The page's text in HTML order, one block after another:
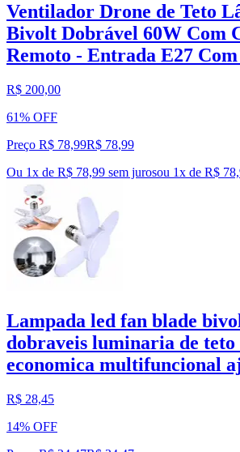
Ventilador Drone de Teto
Bivolt Dobrável 60W Com
Remoto - Entrada E27
R$ 200,00
61% OFF
Preço R$ 78,99R$ 78,99
Ou 1x de R$ 78,99 sem jurosou 1x de R$
Lampada led fan blade
dobraveis luminaria de
economica multifuncional
R$ 28,45
14% OFF